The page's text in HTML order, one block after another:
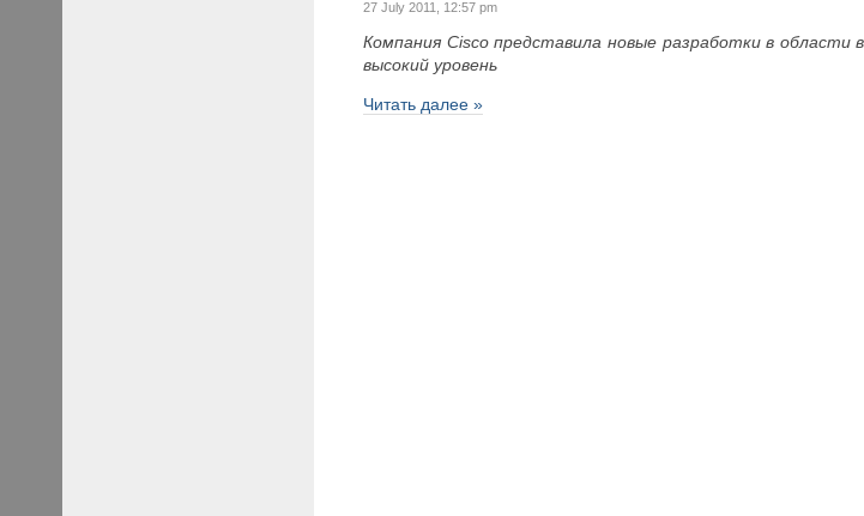
27 July 2011, 12:57 pm
Компания Cisco представила новые разработки в
высокий уровень
Читать далее »